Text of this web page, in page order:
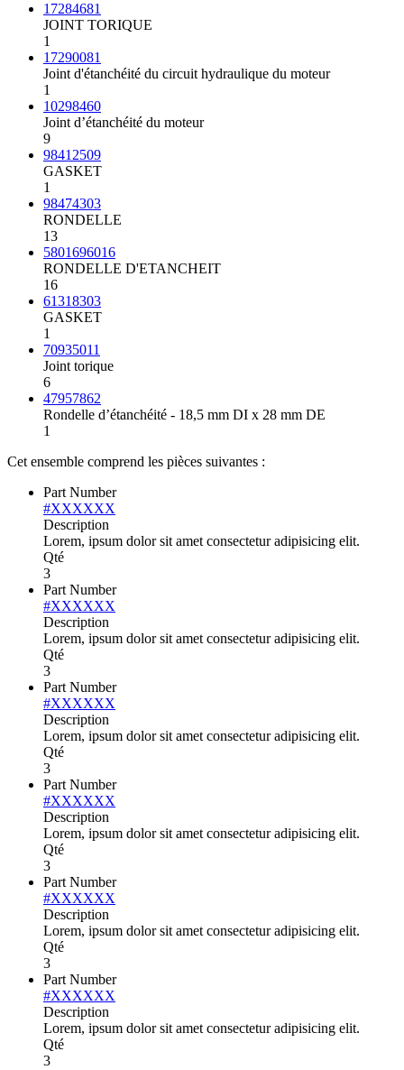
17284681
JOINT TORIQUE
1
17290081
Joint d'étanchéité du circuit hydraulique du moteur
1
10298460
Joint d’étanchéité du moteur
9
98412509
GASKET
1
98474303
RONDELLE
13
5801696016
RONDELLE D'ETANCHEIT
16
61318303
GASKET
1
70935011
Joint torique
6
47957862
Rondelle d’étanchéité - 18,5 mm DI x 28 mm DE
1
Cet ensemble comprend les pièces suivantes :
Part Number
#XXXXXX
Description
Lorem, ipsum dolor sit amet consectetur adipisicing elit.
Qté
3
Part Number
#XXXXXX
Description
Lorem, ipsum dolor sit amet consectetur adipisicing elit.
Qté
3
Part Number
#XXXXXX
Description
Lorem, ipsum dolor sit amet consectetur adipisicing elit.
Qté
3
Part Number
#XXXXXX
Description
Lorem, ipsum dolor sit amet consectetur adipisicing elit.
Qté
3
Part Number
#XXXXXX
Description
Lorem, ipsum dolor sit amet consectetur adipisicing elit.
Qté
3
Part Number
#XXXXXX
Description
Lorem, ipsum dolor sit amet consectetur adipisicing elit.
Qté
3